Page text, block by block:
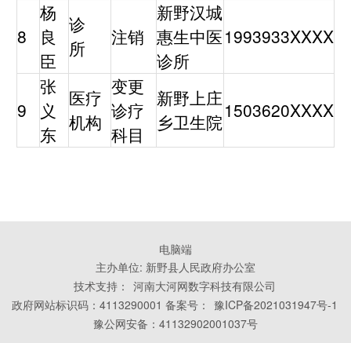
8
杨
良
臣
诊
所
注销
新野汉城
惠生中医
诊所
1993933XXXX
9
张
义
东
医疗
机构
变更
诊疗
科目
新野上庄
乡卫生院1503620XXXX
电脑端
主办单位: 新野县人民政府办公室
技术支持： 河南大河网数字科技有限公司
政府网站标识码：4113290001 备案号： 豫ICP备2021031947号-1
豫公网安备：41132902001037号